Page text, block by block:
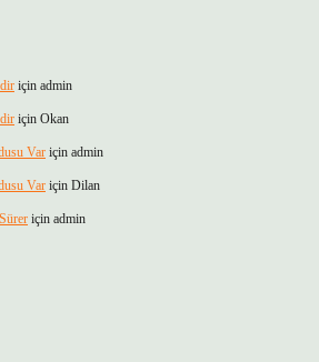
için admin
için Okan
Var için admin
Var için Dilan
için admin